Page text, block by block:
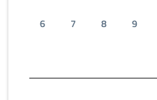
6
7 8 9